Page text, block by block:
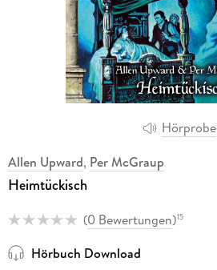
Hörprobe
Allen Upward, Per McGraup
Heimtückisch
(0 Bewertungen)15
Hörbuch Download